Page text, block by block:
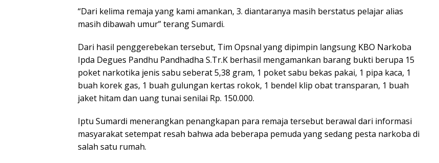
“Dari kelima remaja yang kami amankan, 3. diantaranya masih berstatus pelajar alias
masih dibawah umur” terang Sumardi.
Dari hasil penggerebekan tersebut, Tim Opsnal yang dipimpin langsung KBO Narkoba
Ipda Degues Pandhu Pandhadha S.Tr.K berhasil mengamankan barang bukti berupa 15
poket narkotika jenis sabu seberat 5,38 gram, 1 poket sabu bekas pakai, 1 pipa kaca, 1
buah korek gas, 1 buah gulungan kertas rokok, 1 bendel klip obat transparan, 1 buah
jaket hitam dan uang tunai senilai Rp. 150.000.
Iptu Sumardi menerangkan penangkapan para remaja tersebut berawal dari informasi
masyarakat setempat resah bahwa ada beberapa pemuda yang sedang pesta narkoba di
salah satu rumah.